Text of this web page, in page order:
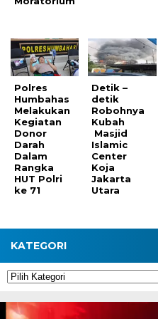
Polres
Humbahas
Melakukan
Kegiatan
Donor
Darah
Dalam
Rangka
HUT Polri
ke 71
Detik –
detik
Robohnya
Kubah
Masjid
Islamic
Center
Koja
Jakarta
Utara
KATEGORI
Kategori
Pemutar